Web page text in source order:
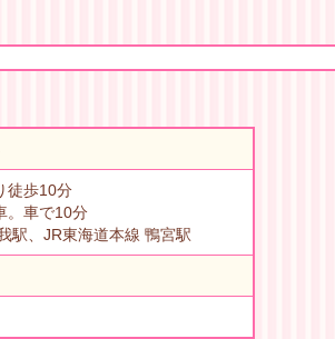
徒歩10分
。車で10分
駅、JR東海道本線 鴨宮駅